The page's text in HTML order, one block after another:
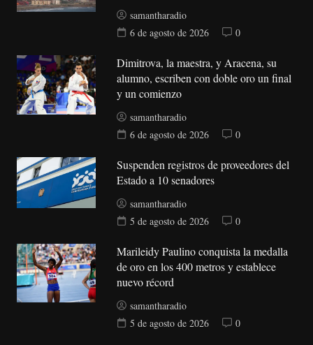
samantharadio
6 de agosto de 2026
0
Dimitrova, la maestra, y Aracena, su
alumno, escriben con doble oro un final
y un comienzo
samantharadio
6 de agosto de 2026
0
Suspenden registros de proveedores del
Estado a 10 senadores
samantharadio
5 de agosto de 2026
0
Marileidy Paulino conquista la medalla
de oro en los 400 metros y establece
nuevo récord
samantharadio
5 de agosto de 2026
0